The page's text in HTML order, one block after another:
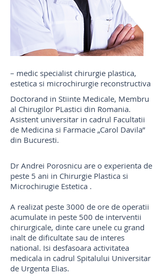
– medic specialist chirurgie plastica,
estetica si microchirurgie reconstructiva
Doctorand in Stiinte Medicale, Membru
al Chirugilor PLastici din Romania.
Asistent universitar in cadrul Facultatii
de Medicina si Farmacie „Carol Davila”
din Bucuresti.
Dr Andrei Porosnicu are o experienta de
peste 5 ani in Chirurgie Plastica si
Microchirugie Estetica .
A realizat peste 3000 de ore de operatii
acumulate in peste 500 de interventii
chirurgicale, dinte care unele cu grand
inalt de dificultate sau de interes
national. Isi desfasoara activitatea
medicala in cadrul Spitalului Universitar
de Urgenta Elias.